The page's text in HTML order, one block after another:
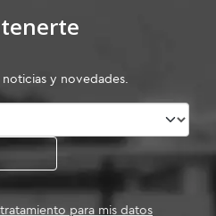
y novedades.
para mis datos